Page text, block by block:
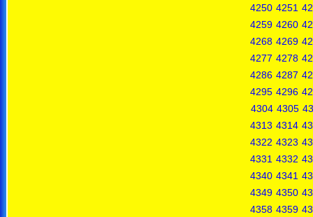
4250 4251
4259 4260
4268 4269
4277 4278
4286 4287
4295 4296
4304 4305
4313 4314
4322 4323
4331 4332
4340 4341
4349 4350
4358 4359